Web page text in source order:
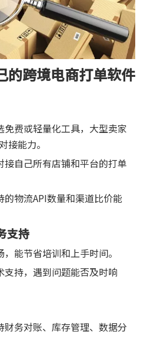
的跨境电商打单软件
费或轻量化工具，大型卖家
接能力。
自己所有店铺和平台的打单
物流API数量和渠道比价能
支持
能节省培训和上手时间。
持，遇到问题能否及时响
务对账、库存管理、数据分